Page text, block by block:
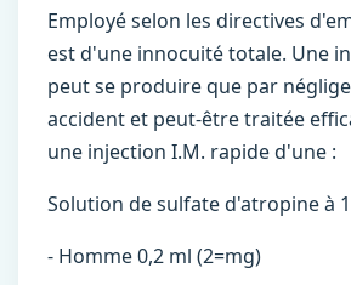
Employé selon les directives
est d'une innocuité totale. Une
peut se produire que par
accident et peut-être traitée
une injection I.M. rapide d'une :
Solution de sulfate d'atropine à 1
- Homme 0,2 ml (2=mg)